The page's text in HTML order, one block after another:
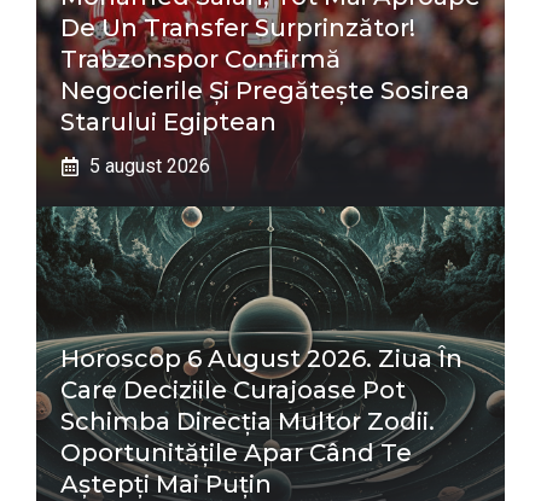
De Un Transfer Surprinzător!
Trabzonspor Confirmă
Negocierile Și Pregătește Sosirea
Starului Egiptean
5 august 2026
Horoscop 6 August 2026. Ziua În
Care Deciziile Curajoase Pot
Schimba Direcția Multor Zodii.
Oportunitățile Apar Când Te
Aștepți Mai Puțin